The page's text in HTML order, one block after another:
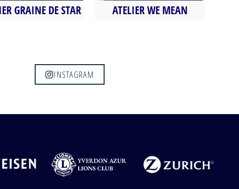
mai 2021
GRAINE DE STAR ATELIER WE MEAN
INSTAGRAM